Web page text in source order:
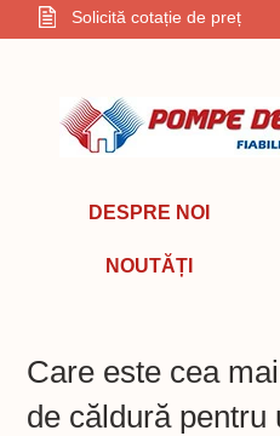
Solicită cotație de preț
DESPRE NOI
NOUTĂȚI
Care este cea
de căldură pentru